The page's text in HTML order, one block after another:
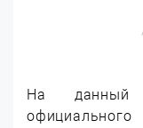
На данный